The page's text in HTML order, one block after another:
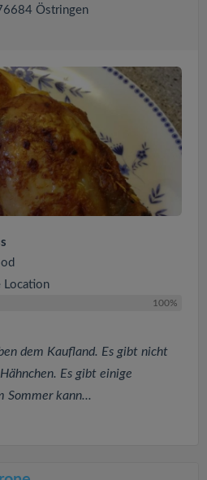
Östringen
Location
100%
dem Kaufland. Es gibt nicht
Es gibt einige
Sommer kann...